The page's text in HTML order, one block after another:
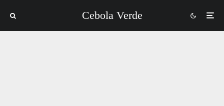
Cebola Verde